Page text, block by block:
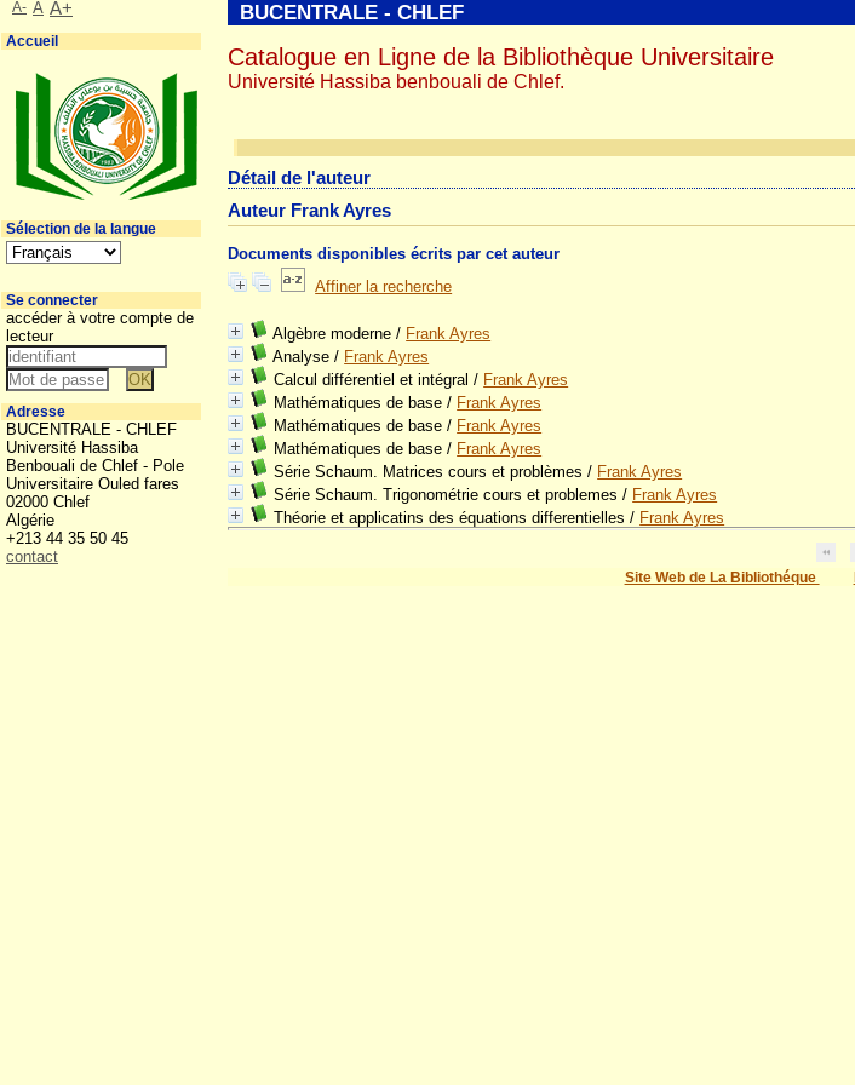
Détail de l'auteur
Auteur Frank Ayres
Documents disponibles écrits par cet auteur
Affiner la recherche
Algèbre moderne / Frank Ayres
Analyse / Frank Ayres
Calcul différentiel et intégral / Frank Ayres
Mathématiques de base / Frank Ayres
Mathématiques de base / Frank Ayres
Mathématiques de base / Frank Ayres
Série Schaum. Matrices cours et problèmes / Frank Ayres
Série Schaum. Trigonométrie cours et problemes / Frank Ayres
Théorie et applicatins des équations differentielles / Frank Ayres
Site Web de La Bibliothéque
BUCENTRALE - CHLEF
Catalogue en Ligne de la Bibliothèque Universitaire
Université Hassiba benbouali de Chlef.
A- A A+
Accueil
Sélection de la langue
Se connecter
accéder à votre compte de
lecteur
Adresse
BUCENTRALE - CHLEF
Université Hassiba
Benbouali de Chlef - Pole
Universitaire Ouled fares
02000 Chlef
Algérie
+213 44 35 50 45
contact